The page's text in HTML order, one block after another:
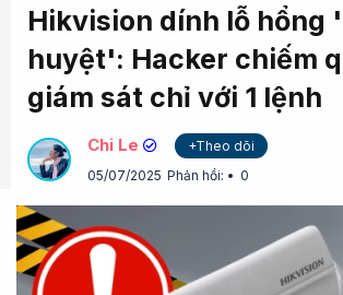
Hikvision dính lỗ hổng
huyệt': Hacker chiếm
giám sát chỉ với 1 lệnh
Chi Le
+Theo dõi
05/07/2025 Phản hồi: 0